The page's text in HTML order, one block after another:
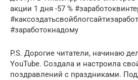
акции 1 дня -57 %
#заработокнадому
P.S. Дорогие читатели, начинаю
YouTube. Создала и настроила
поздравлений с праздниками.